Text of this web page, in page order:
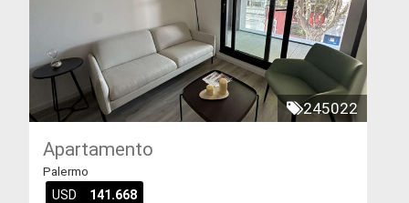
245022
Apartamento
Palermo
USD 141.668